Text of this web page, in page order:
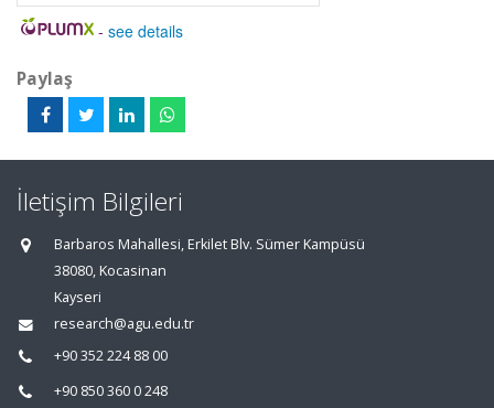
- see details
Paylaş
İletişim Bilgileri
Barbaros Mahallesi, Erkilet Blv. Sümer Kampüsü
38080, Kocasinan
Kayseri
research@agu.edu.tr
+90 352 224 88 00
+90 850 360 0 248